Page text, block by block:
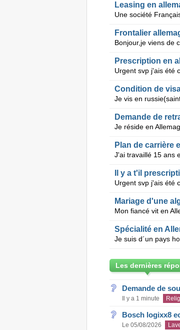
Leasing en
Frontalier
Prescription en
Condition de
Demande de
Plan de carrière
Il y a t'il
Mariage d'une
Spécialité en
Les dernières
Demande de
Il y a 1 minute
Bosch logixx8
Le 05/08/2026